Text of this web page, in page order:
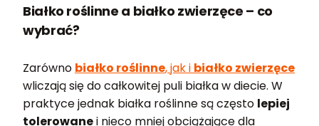
Białko roślinne a białko zwierzęce – co
wybrać?
Zarówno białko roślinne, jak i białko zwierzęce
wliczają się do całkowitej puli białka w diecie. W
praktyce jednak białka roślinne są często lepiej
tolerowanei nieco mniej obciążające dla